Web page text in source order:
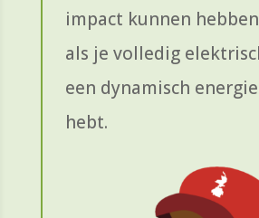
impact kunnen
als je volledig
een dynamisch
hebt.